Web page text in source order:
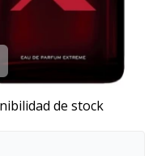
de stock